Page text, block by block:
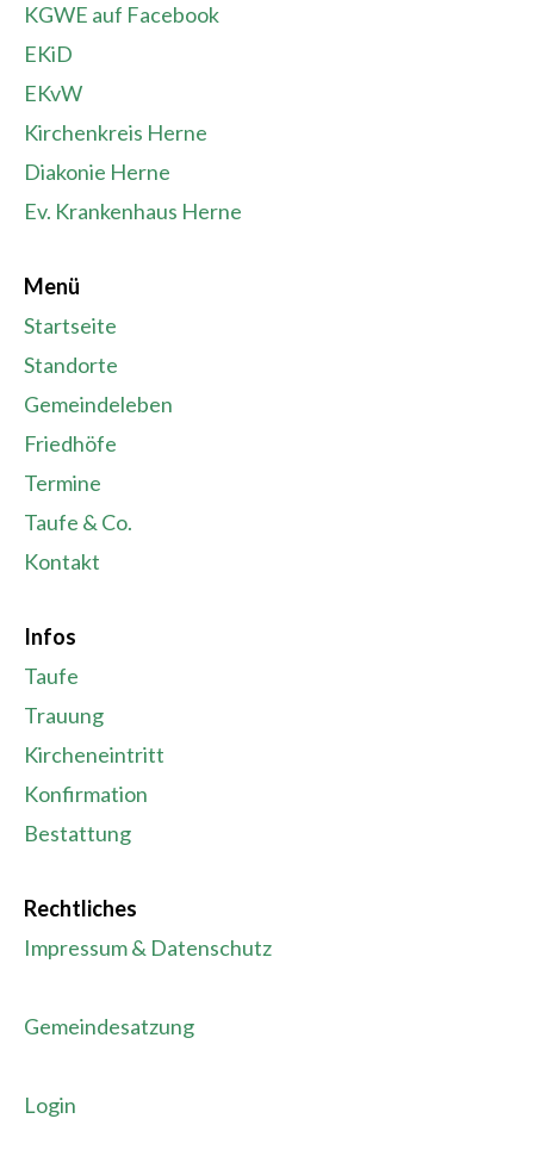
KGWE auf Facebook
EKiD
EKvW
Kirchenkreis Herne
Diakonie Herne
Ev. Krankenhaus Herne
Menü
Startseite
Standorte
Gemeindeleben
Friedhöfe
Termine
Taufe & Co.
Kontakt
Infos
Taufe
Trauung
Kircheneintritt
Konfirmation
Bestattung
Rechtliches
Impressum & Datenschutz
Gemeindesatzung
Login